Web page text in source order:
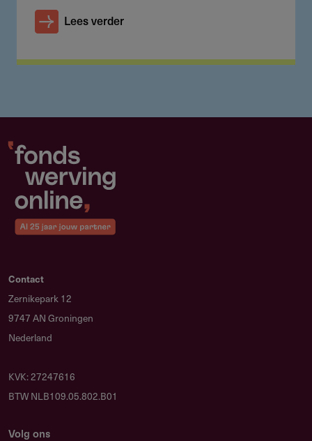
Lees verder
Contact
Zernikepark 12
9747 AN Groningen
Nederland
KVK: 27247616
BTW NLB109.05.802.B01
Volg ons